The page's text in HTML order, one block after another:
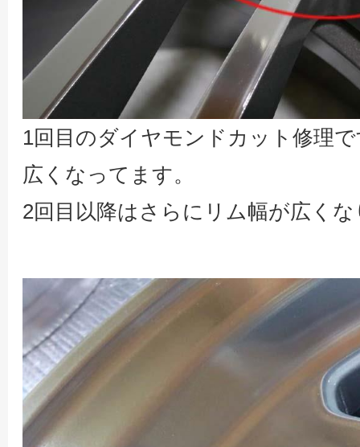
1回目のダイヤモンドカット修理
広くなってます。
2回目以降はさらにリム幅が広く